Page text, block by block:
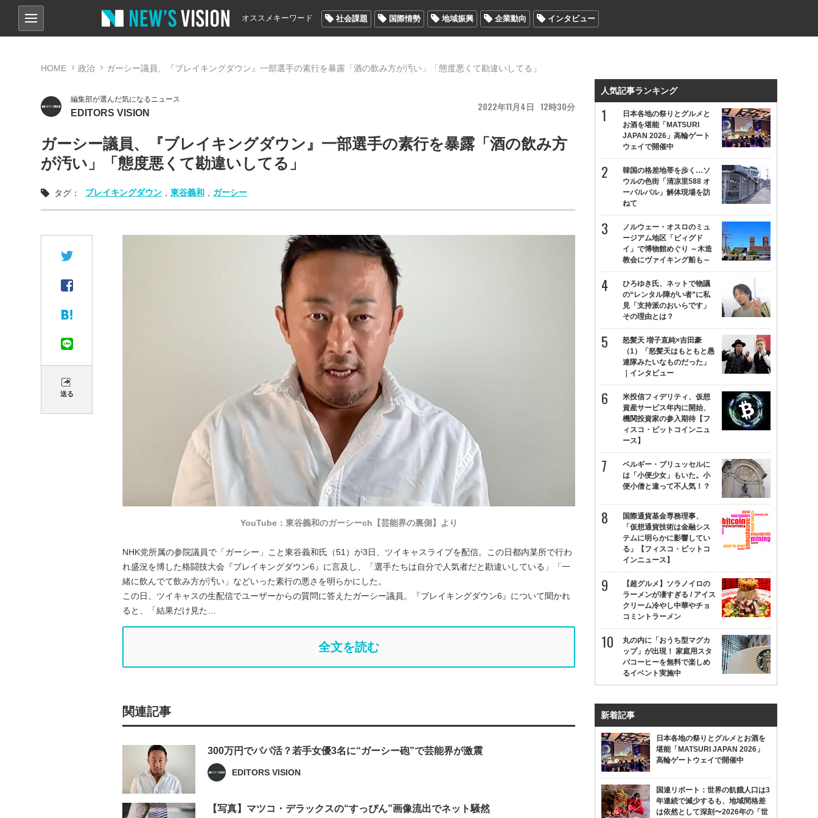
オススメキーワード 社会課題 国際情勢 地域振興 企業動向 インタビュー
HOME 政治 ガーシー議員、『ブレイキングダウン』一部選手の素行を暴露「酒の飲み方が汚い」「態度悪くて勘違いしてる」
編集部が選んだ気になるニュース
EDITORS VISION
2022 11 4 12 30
ガーシー議員、『ブレイキングダウン』一部選手の素行を暴露「酒の飲み方
が汚い」「態度悪くて勘違いしてる」
タグ： ブレイキングダウン 東谷義和 ガーシー
送る
YouTube：東谷義和のガーシーch【芸能界の裏側】より
NHK党所属の参院議員で「ガーシー」こと東谷義和氏（51）が3日、ツイキャスライブを配信。この日都内某所で行わ
れ盛況を博した格闘技大会『ブレイキングダウン6』に言及し、「選手たちは自分で人気者だと勘違いしている」「一
緒に飲んでて飲み方が汚い」などいった素行の悪さを明らかにした。
この日、ツイキャスの生配信でユーザーからの質問に答えたガーシー議員。『ブレイキングダウン6』について聞かれ
ると、「結果だけ見た…
全文を読む
関連記事
300万円でパパ活？若手女優3名に“ガーシー砲”で芸能界が激震
EDITORS VISION
【写真】マツコ・デラックスの“すっぴん”画像流出でネット騒然
人気記事ランキング
日本各地の祭りとグルメと
お酒を堪能「MATSURI
JAPAN 2026」高輪ゲート
ウェイで開催中
韓国の格差地帯を歩く…ソ
ウルの色街「清凉里588 オ
ーパルパル」解体現場を訪
ねて
ノルウェー・オスロのミュ
ージアム地区「ビィグド
イ」で博物館めぐり ～木造
教会にヴァイキング船も～
ひろゆき氏、ネットで物議
の“レンタル障がい者”に私
見「支持派のおいらです」
その理由とは？
怒髪天 増子直純×吉田豪
（1）「怒髪天はもともと愚
連隊みたいなものだった」
｜インタビュー
米投信フィデリティ、仮想
資産サービス年内に開始、
機関投資家の参入期待【フ
ィスコ・ビットコインニュ
ース】
ベルギー・ブリュッセルに
は「小便少女」もいた。小
便小僧と違って不人気！？
国際通貨基金専務理事、
「仮想通貨技術は金融シス
テムに明らかに影響してい
る」【フィスコ・ビットコ
インニュース】
【超グルメ】ソラノイロの
ラーメンが凄すぎる / アイス
クリーム冷やし中華やチョ
コミントラーメン
丸の内に「おうち型マグカ
ップ」が出現！ 家庭用スタ
バコーヒーを無料で楽しめ
るイベント実施中
新着記事
日本各地の祭りとグルメとお酒を
堪能「MATSURI JAPAN 2026」
高輪ゲートウェイで開催中
国連リポート：世界の飢餓人口は3
年連続で減少するも、地域間格差
は依然として深刻〜2026年の「世